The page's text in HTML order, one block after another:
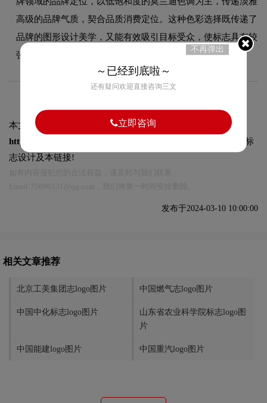
高级的品牌气质，契合品质消费定位。这种色彩选择既传递了
品牌的图形设计美学，又能有效吸引目标受众，使标志具有较
强的视觉辨识度。
本文标题和链接
中国船级社志logo图片:
https://logo9.net/works/12427.html
转载时请注明出处为诗宸标
志设计及本链接!
发布于2024-03-10 10:00:00
相关文章推荐
北京工美集团志logo图片 中国燃气志logo图片
中国中化标志logo图片
山东省农业科学院标志logo图
片
中国能建logo图片 中国重汽logo图片
不再弹出
～已经到底啦～
还有疑问欢迎直接咨询三文
立即咨询